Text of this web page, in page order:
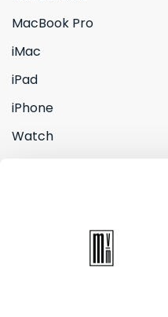
MacBook Pro
iMac
iPad
iPhone
Watch